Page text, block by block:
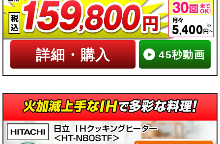
ロ
パ
ン
ガ
ロ
パ
ン
ガ
ロ
パ
ン
ガ
ロ
パ
ン
ガ
詳細・購入 45秒動画